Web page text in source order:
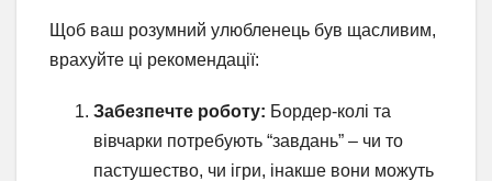
Щоб ваш розумний улюбленець був щасливим,
врахуйте ці рекомендації:
Забезпечте роботу: Бордер-колі та
вівчарки потребують “завдань” – чи то
пастушество, чи ігри, інакше вони можуть